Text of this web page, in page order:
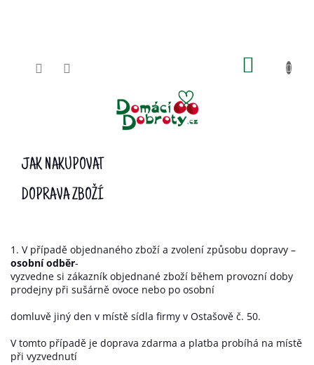
JAK NAKUPOVAT
DOPRAVA ZBOŽÍ
1. V případě objednaného zboží a zvolení způsobu dopravy –
osobní odběr-
vyzvedne si zákazník objednané zboží během provozní doby
prodejny při sušárně ovoce nebo po osobní
domluvě jiný den v místě sídla firmy v Ostašově č. 50.
V tomto případě je doprava zdarma a platba probíhá na místě
při vyzvednutí